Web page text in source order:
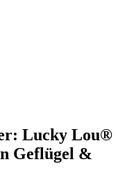
Lucky Lou®
Geflügel &